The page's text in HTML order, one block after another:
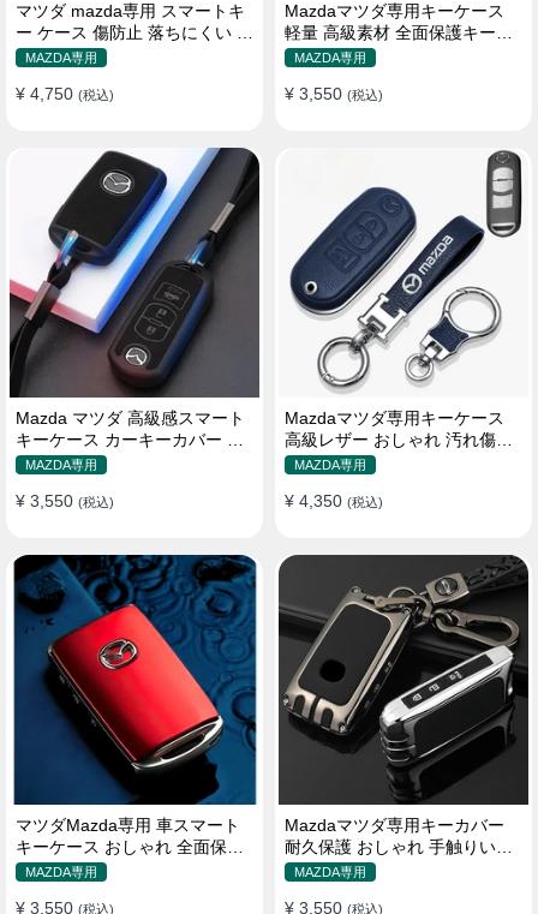
マツダ mazda専用 スマートキ
ー ケース 傷防止 落ちにくい オ
シャレ 高級感
MAZDA専用
¥ 4,750 (税込)
Mazdaマツダ専用キーケース
軽量 高級素材 全面保護キーカ
バー キーホルダー
MAZDA専用
¥ 3,550 (税込)
Mazda マツダ 高級感スマート
キーケース カーキーカバー 耐
摩擦性 耐久性 全面保護
MAZDA専用
¥ 3,550 (税込)
Mazdaマツダ専用キーケース
高級レザー おしゃれ 汚れ傷防
止 多色選べ キーカバー キーホ
MAZDA専用
¥ 4,350 (税込)
マツダMazda専用 車スマート
キーケース おしゃれ 全面保護
防水防塵 多色カバー
MAZDA専用
¥ 3,550 (税込)
Mazdaマツダ専用キーカバー
耐久保護 おしゃれ 手触りいい
キーホルダー キーケース
MAZDA専用
¥ 3,550 (税込)